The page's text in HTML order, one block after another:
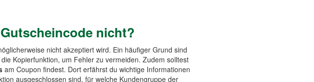
nicht?
nicht akzeptiert wird. Ein häufiger Grund sind
Kopierfunktion, um Fehler zu vermeiden. Zudem solltest
am Coupon findest. Dort erfährst du wichtige Informationen
ausgeschlossen sind, für welche Kundengruppe der